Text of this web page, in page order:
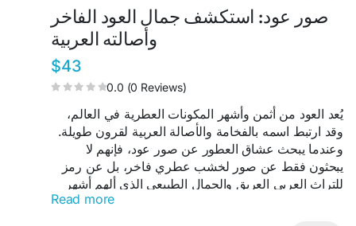
صور عود: استكشف جمال العود الفاخر
وأصالته العربية
$43
0.0 (0 Reviews)
يُعد العود من أثمن وأشهر المكونات العطرية في العالم،
وقد ارتبط اسمه بالفخامة والأصالة العربية لقرون طويلة.
وعندما يبحث عشاق العطور عن صور عود، فإنهم لا
يبحثون فقط عن صور لخشب عطري فاخر، بل عن رمز
للتراث العربي العريق والجمال الطبيعي الذي ألهم أشهر
Read more